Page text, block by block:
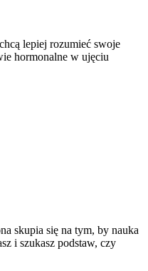
lepiej rozumieć swoje
hormonalne w ujęciu
skupia się na tym, by nauka
i szukasz podstaw, czy